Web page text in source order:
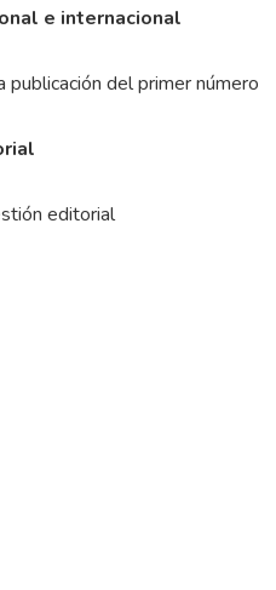
e internacional
publicación del primer número
editorial